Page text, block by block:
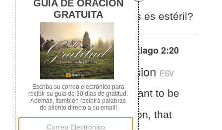
vano, que la fe sin obras es estéril?
Otras traducciones de Santiago 2:20
English Standard Version ESV
James 2:20 Do you want to be
shown, you foolish person, that